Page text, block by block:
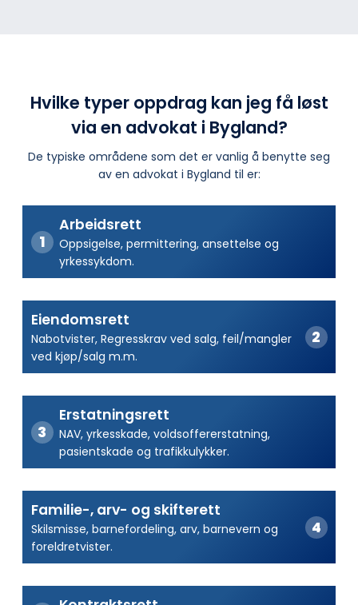
Hvilke typer oppdrag kan jeg få løst
via en advokat i Bygland?
De typiske områdene som det er vanlig å benytte seg
av en advokat i Bygland til er:
Arbeidsrett
Oppsigelse, permittering, ansettelse og
yrkessykdom.
Eiendomsrett
Nabotvister, Regresskrav ved salg, feil/mangler
ved kjøp/salg m.m.
Erstatningsrett
NAV, yrkesskade, voldsoffererstatning,
pasientskade og trafikkulykker.
Familie-, arv- og skifterett
Skilsmisse, barnefordeling, arv, barnevern og
foreldretvister.